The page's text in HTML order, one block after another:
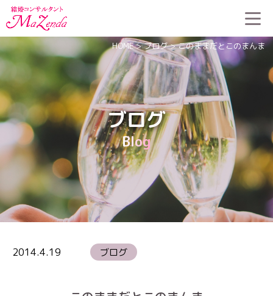
ブログ
Blog
HOME>ブログ>このままだとこのまんま
2014.4.19 ブログ